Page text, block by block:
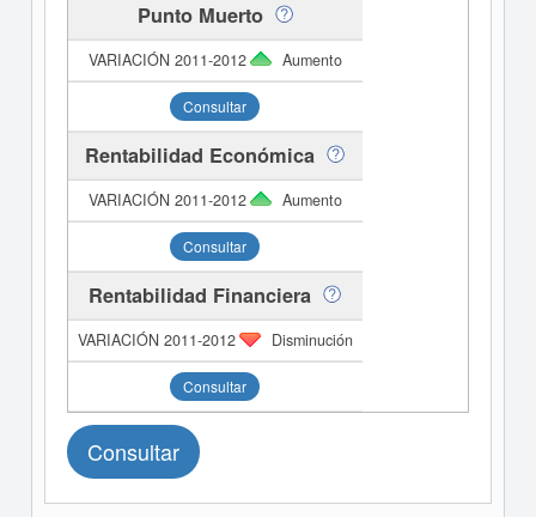
Punto Muerto
Aumento
Consultar
Rentabilidad Económica
Aumento
Consultar
Rentabilidad Financiera
Disminución
Consultar
Consultar